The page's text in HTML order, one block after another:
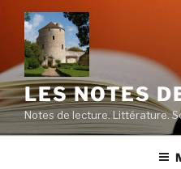
contenu
principal
LES NOTES
Notes de lecture. Littérature.